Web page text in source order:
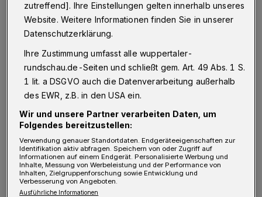
Von Sabine Maguire
D ie Wohnung wurde durchsucht, der
Porsche des Beschuldigten soll
Zwangsprostitution, Zuhälterei und
Menschenhandel: Die Tatvorwürfe gegen den
25-Jährigen wiegen schwer.
Bei ihm soll es sich zudem um den „Vice
zutreffend]. Ihre Einstellungen gelten innerhalb unseres
Website. Weitere Informationen finden Sie in unserer
Datenschutzerklärung.
Ihre Zustimmung umfasst alle wuppertaler-
rundschau.de-Seiten und schließt gem. Art. 49 Abs. 1 S.
1 lit. a DSGVO auch die Datenverarbeitung außerhalb
des EWR, z.B. in den USA ein.
Wir und unsere Partner verarbeiten Daten, um
Folgendes bereitzustellen:
Verwendung genauer Standortdaten. Endgeräteeigenschaften zur
Identifikation aktiv abfragen. Speichern von oder Zugriff auf
Informationen auf einem Endgerät. Personalisierte Werbung und
Inhalte, Messung von Werbeleistung und der Performance von
Inhalten, Zielgruppenforschung sowie Entwicklung und
Verbesserung von Angeboten.
Ausführliche Informationen